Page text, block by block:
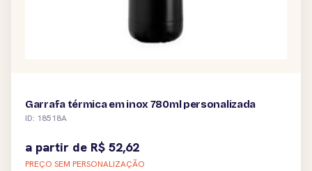
Garrafa térmica em inox 780ml personalizada
ID: 18518A
a partir de R$ 52,62
PREÇO SEM PERSONALIZAÇÃO